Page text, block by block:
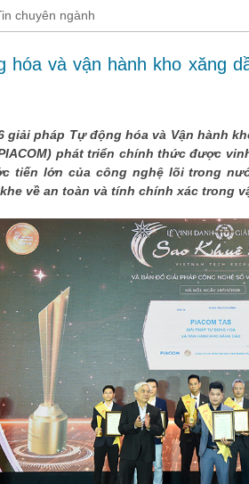
chuyên ngành
hóa và vận hành kho xăng
giải pháp Tự động hóa và Vận hành
phát triển chính thức được
tiến lớn của công nghệ lõi trong
về an toàn và tính chính xác trong